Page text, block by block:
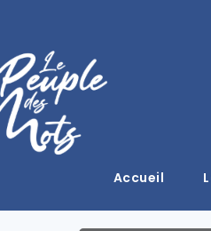
Accueil